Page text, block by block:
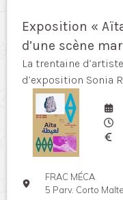
Exposition «
d’une scène
La trentaine
d’exposition Sonia
FRAC MÉCA
5 Parv. Corto